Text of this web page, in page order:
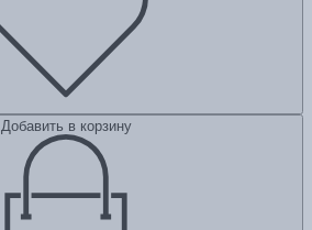
Добавить в корзину